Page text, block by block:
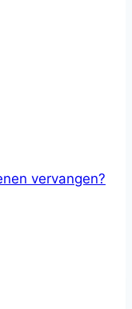
vervangen?